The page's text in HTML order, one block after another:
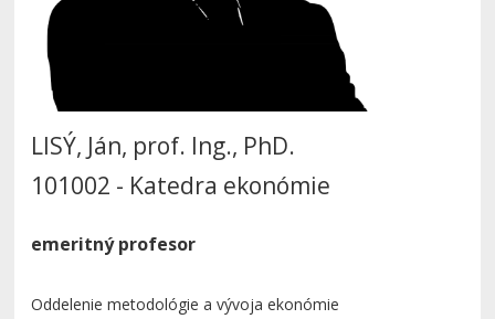
LISÝ, Ján, prof. Ing., PhD.
101002 - Katedra ekonómie
emeritný profesor
Oddelenie metodológie a vývoja ekonómie